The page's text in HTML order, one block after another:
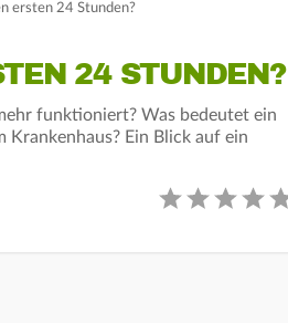
ersten 24 Stunden?
24 STUNDEN?
funktioniert? Was bedeutet ein
Ein Blick auf ein